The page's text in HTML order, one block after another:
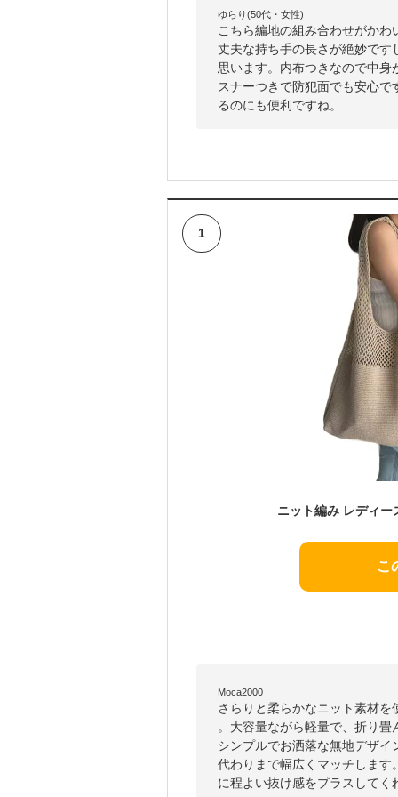
ゆらり(50代・女性)
こちら編地の組み合わせがか
丈夫な持ち手の長さが絶妙で
思います。内布つきなので中
スナーつきで防犯面でも安心
るのにも便利ですね。
1
こ
Moca2000
さらりと柔らかなニット素材
。大容量ながら軽量で、折り
シンプルでお洒落な無地デザ
代わりまで幅広くマッチしま
に程よい抜け感をプラスしてく